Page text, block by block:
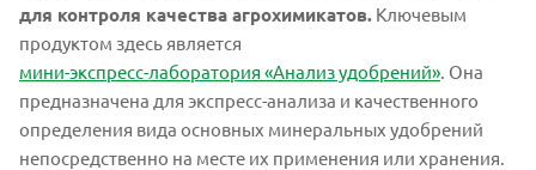
для контроля качества агрохимикатов. Ключевым
продуктом здесь является
мини-экспресс-лаборатория «Анализ удобрений» . Она
предназначена для экспресс-анализа и качественного
определения вида основных минеральных удобрений
непосредственно на месте их применения или хранения.